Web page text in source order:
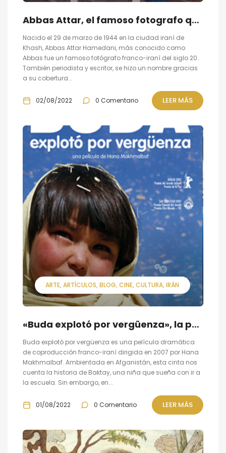
Abbas Attar, el famoso fotografo que documentó la Revolución iraní (y mucho más)
Nacido el 29 de marzo de 1944 en la ciudad iraní de
Khash, Abbas Attar Hamedani, más conocido como
Abbas fue un famoso fotógrafo franco-iraní del siglo 20.
También periodista y escritor, se hizo un nombre gracias
a su cobertura...
02/08/2022 0 Comentario LEER MÁS
ARTE ARTÍCULOS BLOG CINE CULTURA IRÁN
«Buda explotó por vergüenza», la película que dirigió Hana Makhmalbaf con tan solo 18 años
Buda explotó por vergüenza es una película dramática
de coproducción franco-iraní dirigida en 2007 por Hana
Makhmalbaf. Ambientada en Afganistán, esta cinta nos
cuenta la historia de Baktay, una niña que sueña con ir a
la escuela. Sin embargo, en...
01/08/2022 0 Comentario LEER MÁS